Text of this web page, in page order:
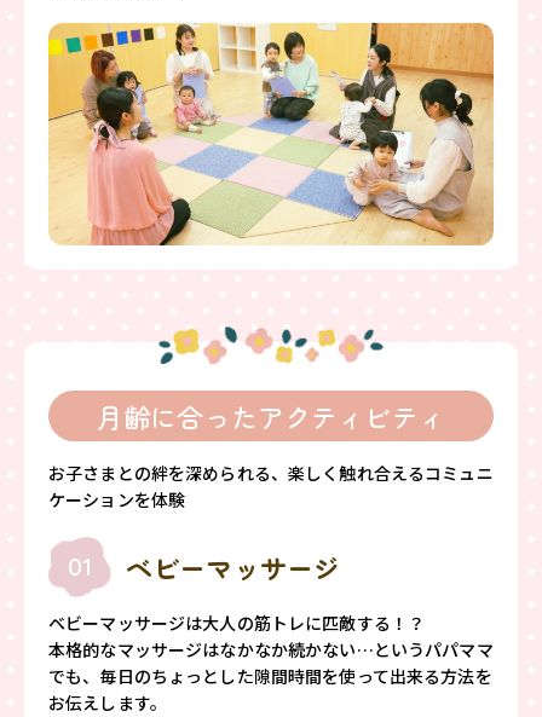
月齢に合ったアクティビティ
お子さまとの絆を深められる、楽しく触れ合えるコミュニ
ケーションを体験
01 ベビーマッサージ
ベビーマッサージは大人の筋トレに匹敵する！？
本格的なマッサージはなかなか続かない…というパパママ
でも、毎日のちょっとした隙間時間を使って出来る方法を
お伝えします。